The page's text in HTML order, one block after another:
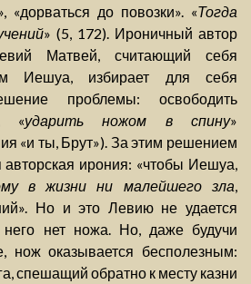
«дорваться до повозки». «Тогда
» (5, 172). Ироничный автор
Матвей, считающий себя
Иешуа, избирает для себя
проблемы: освободить
«ударить ножом в спину»
«и ты, Брут»). За этим решением
авторская ирония: «чтобы Иешуа,
в жизни ни малейшего зла,
Но и это Левию не удается
него нет ножа. Но, даже будучи
нож оказывается бесполезным:
спешащий обратно к месту казни